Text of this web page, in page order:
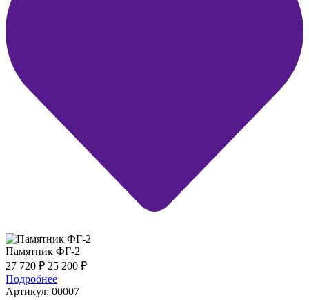
Памятник ФГ-2
27 720 ₽ 25 200 ₽
Подробнее
Артикул: 00007